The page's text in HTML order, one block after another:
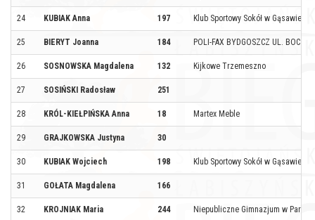
24 KUBIAK Anna 197 Klub Sportowy Sokół w Gąsawie
25 BIERYT Joanna 184 POLI-FAX BYDGOSZCZ UL.
26 SOSNOWSKA Magdalena 132 Kijkowe Trzemeszno
27 SOSIŃSKI Radosław 251
28 KRÓL-KIEŁPIŃSKA Anna 18 Martex Meble
29 GRAJKOWSKA Justyna 30
30 KUBIAK Wojciech 198 Klub Sportowy Sokół w Gąsawie
31 GOŁATA Magdalena 166
32 KROJNIAK Maria 244 Niepubliczne Gimnazjum w Parlinie